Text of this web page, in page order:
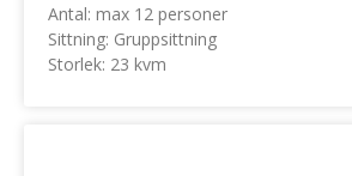
Antal: max 12 personer
Sittning: Gruppsittning
Storlek: 23 kvm